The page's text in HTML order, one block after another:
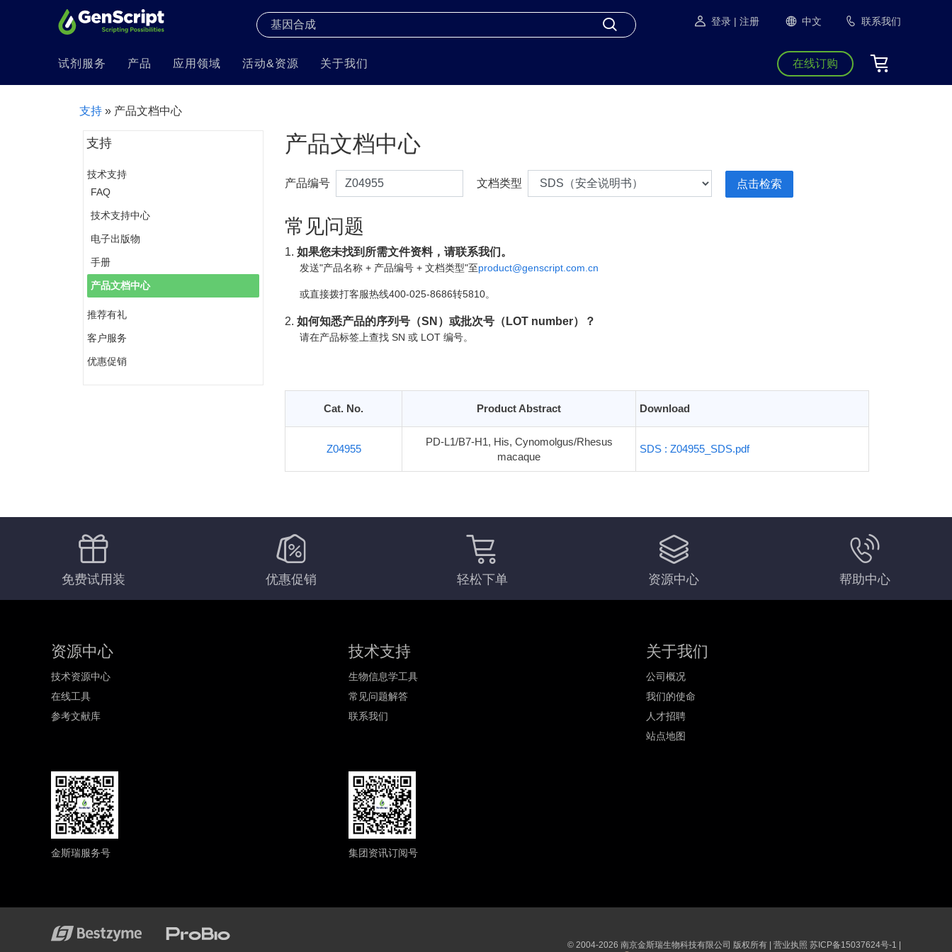
登录 | 注册 中文 联系我们
试剂服务 产品 应用领域 活动&资源 关于我们 在线订购
支持 » 产品文档中心
支持
技术支持
FAQ
技术支持中心
电子出版物
手册
产品文档中心
推荐有礼
客户服务
优惠促销
产品文档中心
产品编号 文档类型
常见问题
1. 如果您未找到所需文件资料，请联系我们。
发送"产品名称 + 产品编号 + 文档类型"至product@genscript.com.cn
或直接拨打客服热线400-025-8686转5810。
2. 如何知悉产品的序列号（SN）或批次号（LOT number）？
请在产品标签上查找 SN 或 LOT 编号。
Cat. No. Product Abstract Download
Z04955
PD-L1/B7-H1, His, Cynomolgus/Rhesus
macaque
SDS : Z04955_SDS.pdf
免费试用装 优惠促销 轻松下单 资源中心 帮助中心
资源中心
技术资源中心
在线工具
参考文献库
技术支持
生物信息学工具
常见问题解答
联系我们
关于我们
公司概况
我们的使命
人才招聘
站点地图
金斯瑞服务号 集团资讯订阅号
© 2004-2026 南京金斯瑞生物科技有限公司 版权所有 | 营业执照 苏ICP备15037624号-1 |